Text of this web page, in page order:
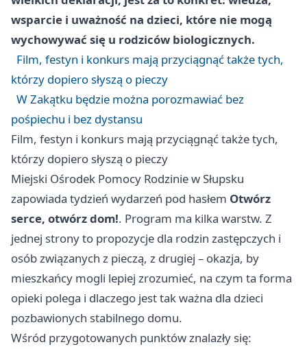
wsparcie i uważność na dzieci, które nie mogą
wychowywać się u rodziców biologicznych.
Film, festyn i konkurs mają przyciągnąć także tych,
którzy dopiero słyszą o pieczy
W Zakątku będzie można porozmawiać bez
pośpiechu i bez dystansu
Film, festyn i konkurs mają przyciągnąć także tych,
którzy dopiero słyszą o pieczy
Miejski Ośrodek Pomocy Rodzinie w Słupsku
zapowiada tydzień wydarzeń pod hasłem Otwórz
serce, otwórz dom!. Program ma kilka warstw. Z
jednej strony to propozycje dla rodzin zastępczych i
osób związanych z pieczą, z drugiej – okazja, by
mieszkańcy mogli lepiej zrozumieć, na czym ta forma
opieki polega i dlaczego jest tak ważna dla dzieci
pozbawionych stabilnego domu.
Wśród przygotowanych punktów znalazły się: